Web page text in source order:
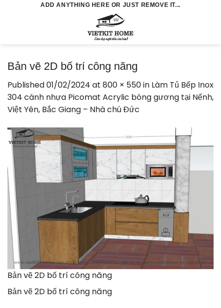
ADD ANYTHING HERE OR JUST REMOVE IT...
Bản vẽ 2D bố trí công năng
Published01/02/2024 at 800 × 550in Làm Tủ Bếp Inox
304 cánh nhựa Picomat Acrylic bóng gương tại Nếnh,
Việt Yên, Bắc Giang – Nhà chú Đức
Bản vẽ 2D bố trí công năng
Bản vẽ 2D bố trí công năng